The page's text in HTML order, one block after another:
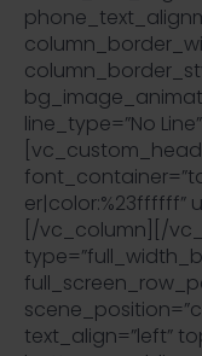
line_type=”No
er|color:%23ffffff”
[/vc_column][/
text_align=”left”